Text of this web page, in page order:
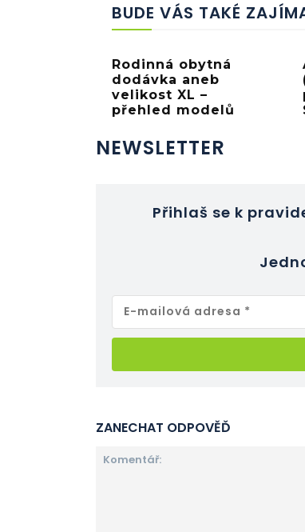
BUDE VÁS TAKÉ
Rodinná obytná
dodávka aneb
velikost XL –
přehled modelů
NEWSLETTER
Přihlaš se k
ZANECHAT ODPOVĚĎ